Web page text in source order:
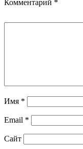
Комментарий *
Имя *
Email *
Сайт